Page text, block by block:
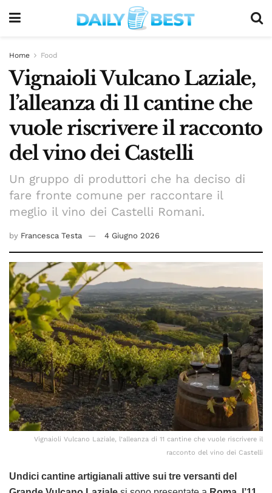
Home Food
Vignaioli Vulcano Laziale,
l’alleanza di 11 cantine che
vuole riscrivere il racconto
del vino dei Castelli
Un gruppo di produttori che ha deciso di
fare fronte comune per raccontare il
meglio il vino dei Castelli Romani.
by Francesca Testa 4 Giugno 2026
Vignaioli Vulcano Laziale, l’alleanza di 11 cantine che vuole riscrivere il
racconto del vino dei Castelli
Undici cantine artigianali attive sui tre versanti del